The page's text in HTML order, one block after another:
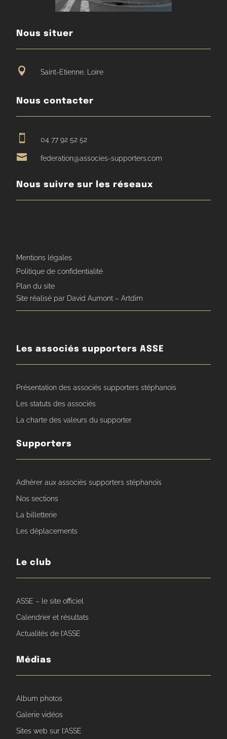
Nous situer
 Saint-Etienne, Loire
Nous contacter
 04 77 92 52 52
 federation@associes-supporters.com
Nous suivre sur les réseaux
Mentions légales
Politique de confidentialité
Plan du site
Site réalisé par David Aumont – Artdim
Les associés supporters ASSE
Présentation des associés supporters stéphanois
Les statuts des associés
La charte des valeurs du supporter
Supporters
Adhérer aux associés supporters stéphanois
Nos sections
La billetterie
Les déplacements
Le club
ASSE – le site officiel
Calendrier et résultats
Actualités de l’ASSE
Médias
Album photos
Galerie vidéos
Sites web sur l’ASSE